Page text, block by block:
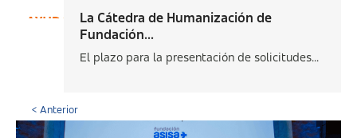
La Cátedra de Humanización de
Fundación...
El plazo para la presentación de solicitudes...
< Anterior